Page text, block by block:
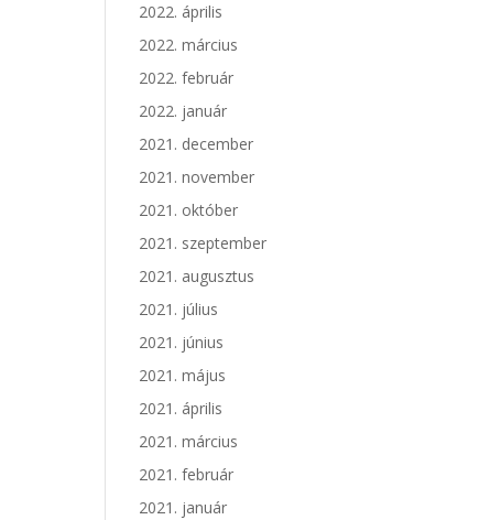
2022. április
2022. március
2022. február
2022. január
2021. december
2021. november
2021. október
2021. szeptember
2021. augusztus
2021. július
2021. június
2021. május
2021. április
2021. március
2021. február
2021. január